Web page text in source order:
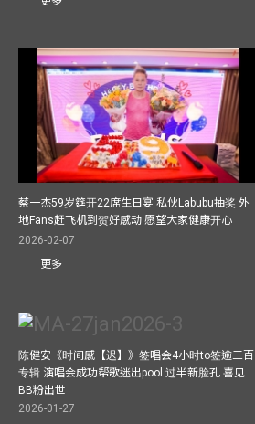
蔡一杰59岁筵开22席生日宴 私伙Labubu抽奖 外
地Fans赶飞机到贺好感动 愿望大家健康开心
2026-02-07
更多
陈健安《时间感【迟】》签唱会4小时to签逾三百
专辑 演唱会成功帮歌迷出pool 过半新脸孔 喜见
BB粉出世
2026-01-27